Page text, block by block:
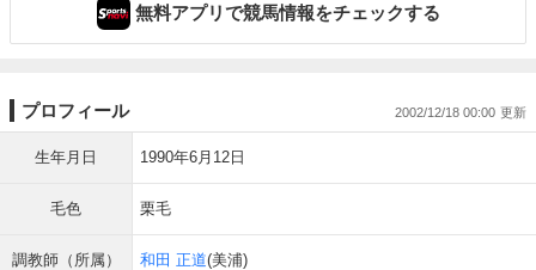
無料アプリで競馬情報をチェックする
プロフィール 2002/12/18 00:00
生年月日 1990年6月12日
毛色 栗毛
調教師（所属） 和田 正道(美浦)